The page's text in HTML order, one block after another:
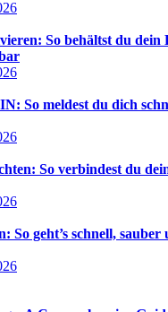
So behältst du dein
So meldest du dich
So verbindest du
So geht’s schnell, sauber